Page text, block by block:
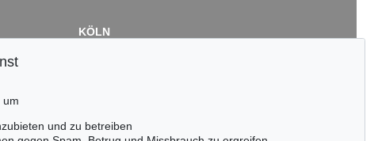
Auktion 432 - Lot 324
KÖLN
um
und zu betreiben